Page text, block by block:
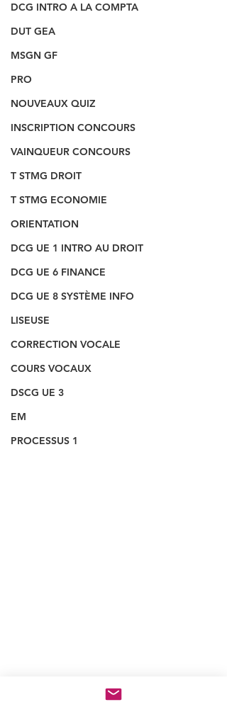
DCG INTRO A LA COMPTA
DUT GEA
MSGN GF
PRO
NOUVEAUX QUIZ
INSCRIPTION CONCOURS
VAINQUEUR CONCOURS
T STMG DROIT
T STMG ECONOMIE
ORIENTATION
DCG UE 1 INTRO AU DROIT
DCG UE 6 FINANCE
DCG UE 8 SYSTÈME INFO
LISEUSE
CORRECTION VOCALE
COURS VOCAUX
DSCG UE 3
EM
PROCESSUS 1